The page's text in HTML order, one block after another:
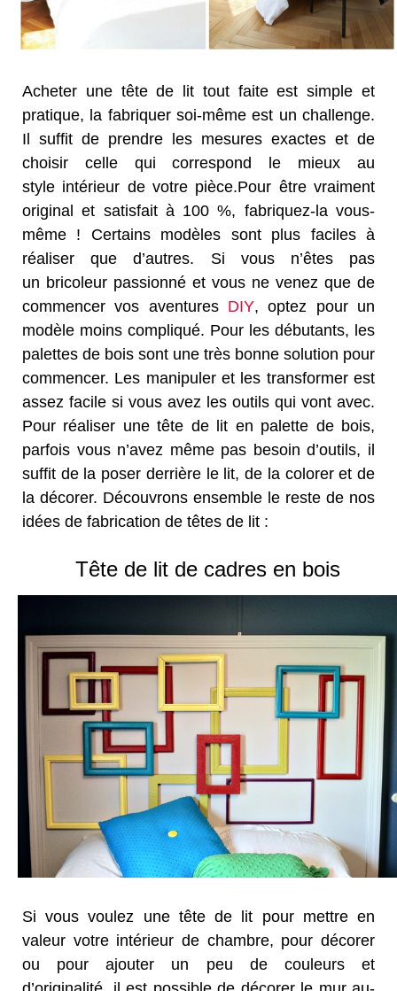
Acheter une tête de lit tout faite est simple et
pratique, la fabriquer soi-même est un challenge.
Il suffit de prendre les mesures exactes et de
choisir celle qui correspond le mieux au
style intérieur de votre pièce.Pour être vraiment
original et satisfait à 100 %, fabriquez-la vous-
même ! Certains modèles sont plus faciles à
réaliser que d’autres. Si vous n’êtes pas
un bricoleur passionné et vous ne venez que de
commencer vos aventures DIY, optez pour un
modèle moins compliqué. Pour les débutants, les
palettes de bois sont une très bonne solution pour
commencer. Les manipuler et les transformer est
assez facile si vous avez les outils qui vont avec.
Pour réaliser une tête de lit en palette de bois,
parfois vous n’avez même pas besoin d’outils, il
suffit de la poser derrière le lit, de la colorer et de
la décorer. Découvrons ensemble le reste de nos
idées de fabrication de têtes de lit :
Tête de lit de cadres en bois
Si vous voulez une tête de lit pour mettre en
valeur votre intérieur de chambre, pour décorer
ou pour ajouter un peu de couleurs et